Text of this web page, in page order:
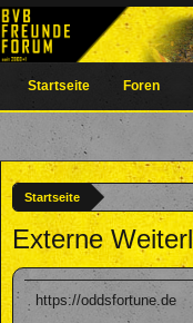
Startseite
Externe
https://oddsfortune.de
Startseite Foren